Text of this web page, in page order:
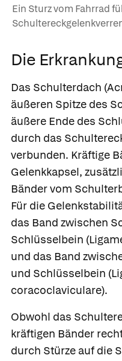
Ein Sturz vom Fahrrad
Die
Das Schulterdach
äußeren Spitze des
äußere Ende des
durch das
verbunden. Kräftige
Gelenkkapsel,
Bänder vom
Für die
das Band zwischen
Schlüsselbein
und das Band
und Schlüsselbein
coracoclaviculare).
Obwohl das
kräftigen Bänder
durch Stürze auf die